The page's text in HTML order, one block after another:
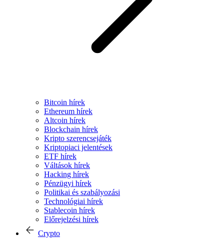
Bitcoin hírek
Ethereum hírek
Altcoin hírek
Blockchain hírek
Kripto szerencsejáték
Kriptopiaci jelentések
ETF hírek
Váltások hírek
Hacking hírek
Pénzügyi hírek
Politikai és szabályozási
Technológiai hírek
Stablecoin hírek
Előrejelzési hírek
Crypto